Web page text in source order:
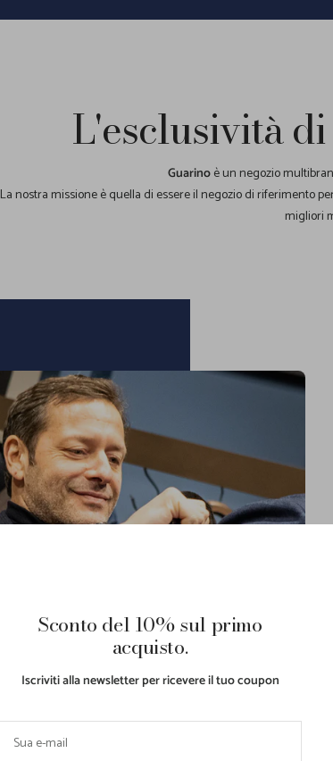
Sconto del 10% sul primo
acquisto.
Iscriviti alla newsletter per ricevere il tuo coupon
Sua e-mail
L'esclusività
Guarinoè un negozio
La nostra missione è quella di essere il negozio di riferimento
migliori